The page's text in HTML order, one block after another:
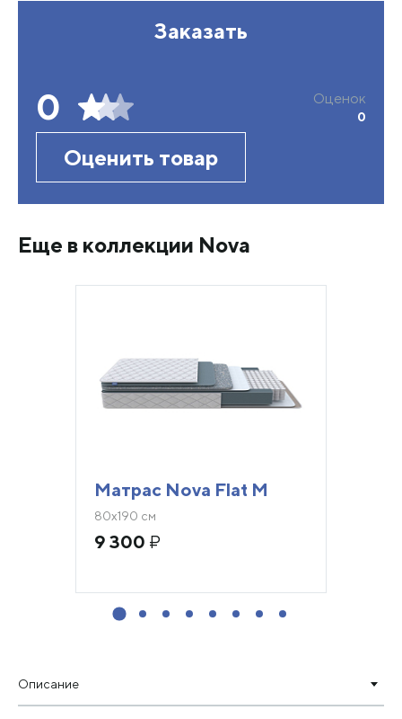
Заказать
0 Оценок
0
Оценить товар
Еще в коллекции Nova
Матрас Nova Flat M
80х190 см
9 300 ₽
Описание